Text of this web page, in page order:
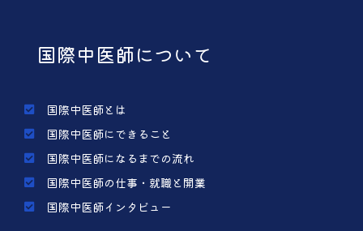
国際中医師について
国際中医師とは
国際中医師にできること
国際中医師になるまでの流れ
国際中医師の仕事・就職と開業
国際中医師インタビュー